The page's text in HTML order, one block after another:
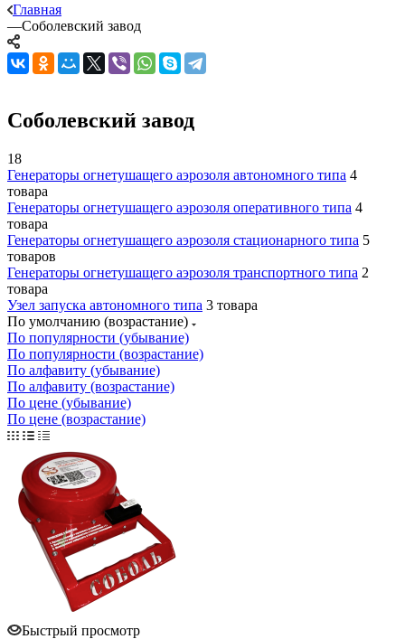
Главная
—Соболевский завод
Соболевский завод
18
Генераторы огнетушащего аэрозоля автономного типа 4
товара
Генераторы огнетушащего аэрозоля оперативного типа 4
товара
Генераторы огнетушащего аэрозоля стационарного типа 5
товаров
Генераторы огнетушащего аэрозоля транспортного типа 2
товара
Узел запуска автономного типа 3 товара
По умолчанию (возрастание)
По популярности (убывание)
По популярности (возрастание)
По алфавиту (убывание)
По алфавиту (возрастание)
По цене (убывание)
По цене (возрастание)
Быстрый просмотр